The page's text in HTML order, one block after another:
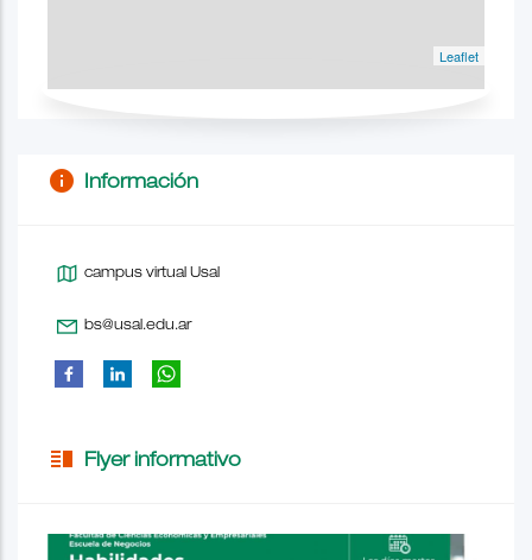
Leaflet
info Información
campus virtual Usal
bs@usal.edu.ar
vertical_split Flyer informativo